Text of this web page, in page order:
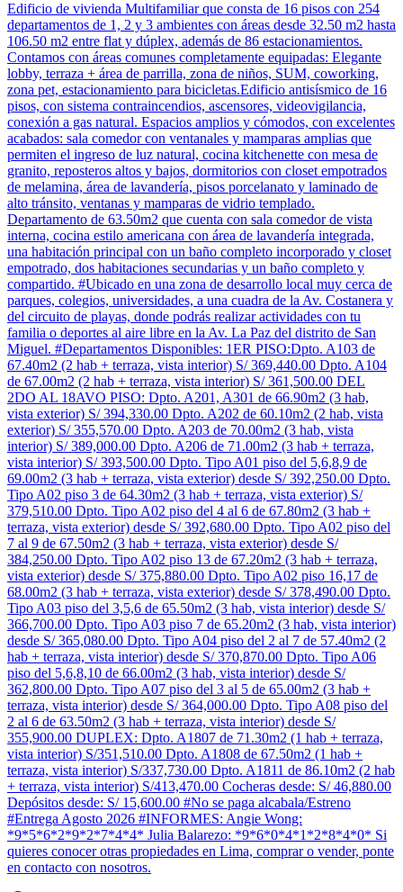
Edificio de vivienda Multifamiliar que consta de 16 pisos con 254
departamentos de 1, 2 y 3 ambientes con áreas desde 32.50 m2 hasta
106.50 m2 entre flat y dúplex, además de 86 estacionamientos.
Contamos con áreas comunes completamente equipadas: Elegante
lobby, terraza + área de parrilla, zona de niños, SUM, coworking,
zona pet, estacionamiento para bicicletas.Edificio antisísmico de 16
pisos, con sistema contraincendios, ascensores, videovigilancia,
conexión a gas natural. Espacios amplios y cómodos, con excelentes
acabados: sala comedor con ventanales y mamparas amplias que
permiten el ingreso de luz natural, cocina kitchenette con mesa de
granito, reposteros altos y bajos, dormitorios con closet empotrados
de melamina, área de lavandería, pisos porcelanato y laminado de
alto tránsito, ventanas y mamparas de vidrio templado.
Departamento de 63.50m2 que cuenta con sala comedor de vista
interna, cocina estilo americana con área de lavandería integrada,
una habitación principal con un baño completo incorporado y closet
empotrado, dos habitaciones secundarias y un baño completo y
compartido. #Ubicado en una zona de desarrollo local muy cerca de
parques, colegios, universidades, a una cuadra de la Av. Costanera y
del circuito de playas, donde podrás realizar actividades con tu
familia o deportes al aire libre en la Av. La Paz del distrito de San
Miguel. #Departamentos Disponibles: 1ER PISO:Dpto. A103 de
67.40m2 (2 hab + terraza, vista interior) S/ 369,440.00 Dpto. A104
de 67.00m2 (2 hab + terraza, vista interior) S/ 361,500.00 DEL
2DO AL 18AVO PISO: Dpto. A201, A301 de 66.90m2 (3 hab,
vista exterior) S/ 394,330.00 Dpto. A202 de 60.10m2 (2 hab, vista
exterior) S/ 355,570.00 Dpto. A203 de 70.00m2 (3 hab, vista
interior) S/ 389,000.00 Dpto. A206 de 71.00m2 (3 hab + terraza,
vista interior) S/ 393,500.00 Dpto. Tipo A01 piso del 5,6,8,9 de
69.00m2 (3 hab + terraza, vista exterior) desde S/ 392,250.00 Dpto.
Tipo A02 piso 3 de 64.30m2 (3 hab + terraza, vista exterior) S/
379,510.00 Dpto. Tipo A02 piso del 4 al 6 de 67.80m2 (3 hab +
terraza, vista exterior) desde S/ 392,680.00 Dpto. Tipo A02 piso del
7 al 9 de 67.50m2 (3 hab + terraza, vista exterior) desde S/
384,250.00 Dpto. Tipo A02 piso 13 de 67.20m2 (3 hab + terraza,
vista exterior) desde S/ 375,880.00 Dpto. Tipo A02 piso 16,17 de
68.00m2 (3 hab + terraza, vista exterior) desde S/ 378,490.00 Dpto.
Tipo A03 piso del 3,5,6 de 65.50m2 (3 hab, vista interior) desde S/
366,700.00 Dpto. Tipo A03 piso 7 de 65.20m2 (3 hab, vista interior)
desde S/ 365,080.00 Dpto. Tipo A04 piso del 2 al 7 de 57.40m2 (2
hab + terraza, vista interior) desde S/ 370,870.00 Dpto. Tipo A06
piso del 5,6,8,10 de 66.00m2 (3 hab, vista interior) desde S/
362,800.00 Dpto. Tipo A07 piso del 3 al 5 de 65.00m2 (3 hab +
terraza, vista interior) desde S/ 364,000.00 Dpto. Tipo A08 piso del
2 al 6 de 63.50m2 (3 hab + terraza, vista interior) desde S/
355,900.00 DUPLEX: Dpto. A1807 de 71.30m2 (1 hab + terraza,
vista interior) S/351,510.00 Dpto. A1808 de 67.50m2 (1 hab +
terraza, vista interior) S/337,730.00 Dpto. A1811 de 86.10m2 (2 hab
+ terraza, vista interior) S/413,470.00 Cocheras desde: S/ 46,880.00
Depósitos desde: S/ 15,600.00 #No se paga alcabala/Estreno
#Entrega Agosto 2026 #INFORMES: Angie Wong:
*9*5*6*2*9*2*7*4*4* Julia Balarezo: *9*6*0*4*1*2*8*4*0* Si
quieres conocer otras propiedades en Lima, comprar o vender, ponte
en contacto con nosotros.